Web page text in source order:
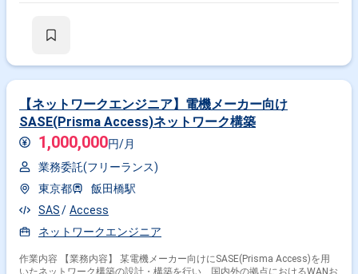
ボード作成・改修 ・Tableau Prepでの集計フローやデータパイプラインの
【ネットワークエンジニア】電機メーカー向け
SASE(Prisma Access)ネットワーク構築
1,000,000円/月
業務委託(フリーランス)
東京都
飯田橋駅
SAS
Access
ネットワークエンジニア
作業内容 【業務内容】 某電機メーカー向けにSASE(Prisma Access)を用
いたネットワーク構築の設計・構築を行い、国内外の拠点におけるWANお